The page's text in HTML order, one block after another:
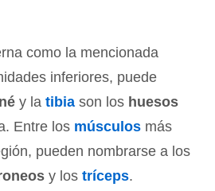
como la mencionada
inferiores, puede
y la tibia son los huesos
Entre los músculos más
pueden nombrarse a los
y los tríceps.